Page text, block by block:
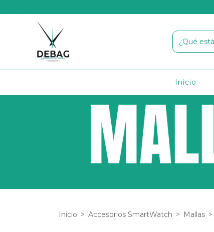
Inicio
Inicio > Accesorios SmartWatch > Mallas >